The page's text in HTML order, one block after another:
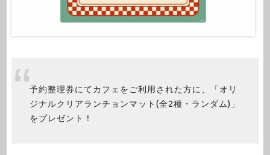
予約整理券にてカフェをご利用された方に、「オリ
ジナルクリアランチョンマット(全2種・ランダム)」
をプレゼント！